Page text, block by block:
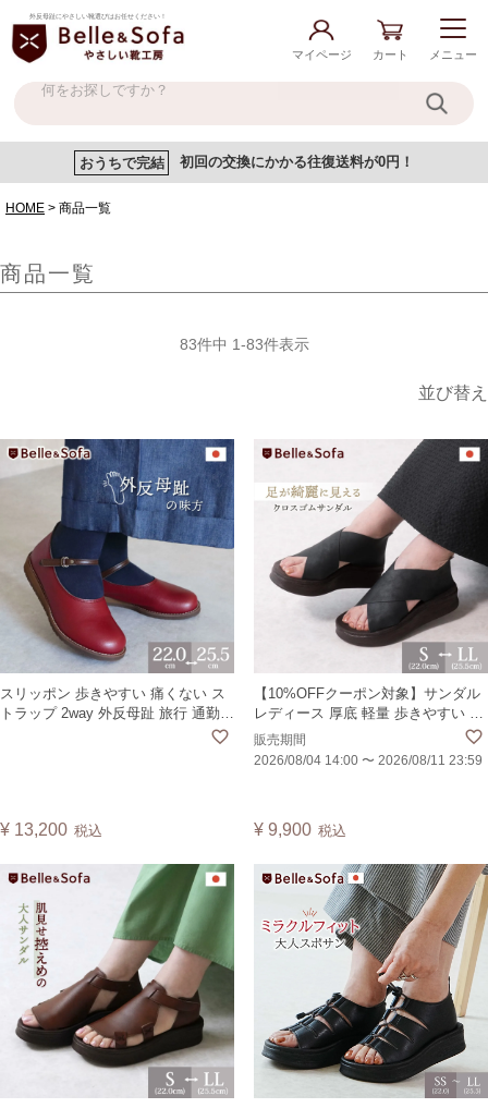
外反母趾にやさしい靴選びはお任せください！
マイページ カート メニュー
おうちで完結 初回の交換にかかる往復送料が0円！
HOME 商品一覧
商品一覧
並び替え
83件中 1-83件表示
スリッポン 歩きやすい 痛くない ス
トラップ 2way 外反母趾 旅行 通勤
¥ 13,200 税込
【10%OFFクーポン対象】サンダル
レディース 厚底 軽量 歩きやすい 疲
れない 痛くない 外反母趾 かかとあ
り ブーツサンダル オープントゥ 日
販売期間
2026/08/04 14:00 〜 2026/08/11 23:59
¥ 9,900 税込